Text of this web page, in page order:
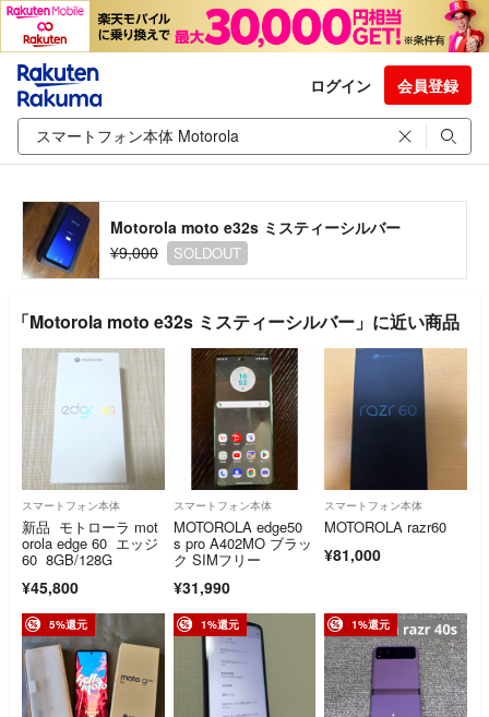
ログイン 会員登録
Motorola moto e32s ミスティーシルバー
¥9,000
SOLDOUT
「Motorola moto e32s ミスティーシルバー」に近い商品
スマートフォン本体
新品 モトローラ mot
orola edge 60 エッジ
60 8GB/128G
¥45,800
スマートフォン本体
MOTOROLA edge50
s pro A402MO ブラッ
ク SIMフリー
¥31,990
スマートフォン本体
MOTOROLA razr60
¥81,000
5%還元 1%還元 1%還元